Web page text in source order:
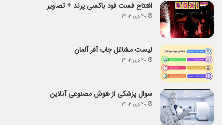
افتتاح فست فود باکسی پرند + تصاویر
۲۰ دی ۱۴۰۲
لیست مشاغل جاب آفر آلمان
۲۰ دی ۱۴۰۲
سوال پزشکی از هوش مصنوعی آنلاین
۲۰ دی ۱۴۰۲